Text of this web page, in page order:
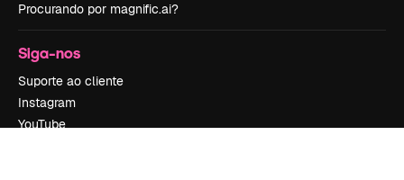
Procurando por magnific.ai?
Siga-nos
Suporte ao cliente
Instagram
YouTube